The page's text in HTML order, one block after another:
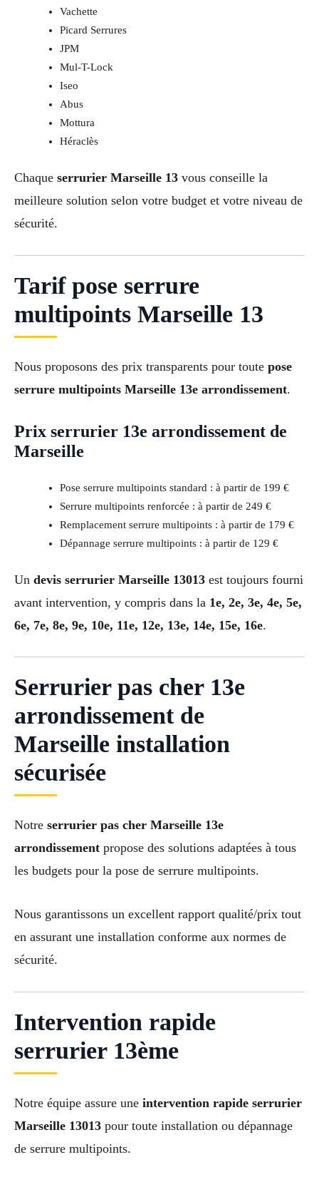
Vachette
Picard Serrures
JPM
Mul-T-Lock
Iseo
Abus
Mottura
Héraclès
Chaque serrurier Marseille 13 vous conseille la
meilleure solution selon votre budget et votre niveau de
sécurité.
Tarif pose serrure
multipoints Marseille 13
Nous proposons des prix transparents pour toute pose
serrure multipoints Marseille 13e arrondissement.
Prix serrurier 13e arrondissement de
Marseille
Pose serrure multipoints standard : à partir de 199 €
Serrure multipoints renforcée : à partir de 249 €
Remplacement serrure multipoints : à partir de 179 €
Dépannage serrure multipoints : à partir de 129 €
Un devis serrurier Marseille 13013 est toujours fourni
avant intervention, y compris dans la 1e, 2e, 3e, 4e, 5e,
6e, 7e, 8e, 9e, 10e, 11e, 12e, 13e, 14e, 15e, 16e.
Serrurier pas cher 13e
arrondissement de
Marseille installation
sécurisée
Notre serrurier pas cher Marseille 13e
arrondissement propose des solutions adaptées à tous
les budgets pour la pose de serrure multipoints.
Nous garantissons un excellent rapport qualité/prix tout
en assurant une installation conforme aux normes de
sécurité.
Intervention rapide
serrurier 13ème
Notre équipe assure une intervention rapide serrurier
Marseille 13013 pour toute installation ou dépannage
de serrure multipoints.